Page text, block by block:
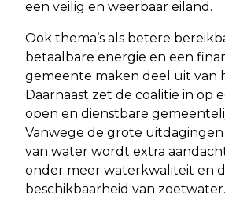
een veilig en weerbaar eiland.
Ook thema’s als betere
betaalbare energie en een
gemeente maken deel uit van
Daarnaast zet de coalitie in op
open en dienstbare
Vanwege de grote
van water wordt extra
onder meer waterkwaliteit en
beschikbaarheid van zoetwater.